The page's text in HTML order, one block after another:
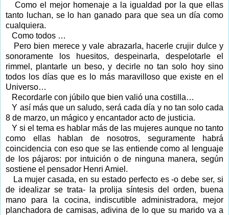
Como el mejor homenaje a la igualdad por la que ellas
tanto luchan, se lo han ganado para que sea un día como
cualquiera.
Como todos …
Pero bien merece y vale abrazarla, hacerle crujir dulce y
sonoramente los huesitos, despeinarla, despelotarle el
rimmel, plantarle un beso, y decirle no tan solo hoy sino
todos los días que es lo más maravilloso que existe en el
Universo…
Recordarle con júbilo que bien valió una costilla…
Y así más que un saludo, será cada día y no tan solo cada
8 de marzo, un mágico y encantador acto de justicia.
Y si el tema es hablar más de las mujeres aunque no tanto
como ellas hablan de nosotros, seguramente habrá
coincidencia con eso que se las entiende como al lenguaje
de los pájaros: por intuición o de ninguna manera, según
sostiene el pensador Henri Amiel.
La mujer casada, en su estado perfecto es -o debe ser, si
de idealizar se trata- la prolija síntesis del orden, buena
mano para la cocina, indiscutible administradora, mejor
planchadora de camisas, adivina de lo que su marido va a